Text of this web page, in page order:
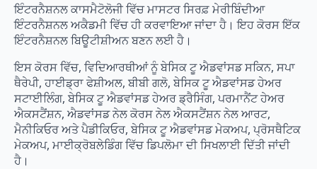
ਇੰਟਰਨੈਸ਼ਨਲ ਕਾਸਮੈਟੋਲੋਜੀ ਵਿੱਚ ਮਾਸਟਰ ਸਿਰਫ਼ ਮੇਰੀਬਿੰਦੀਆ
ਇੰਟਰਨੈਸ਼ਨਲ ਅਕੈਡਮੀ ਵਿੱਚ ਹੀ ਕਰਵਾਇਆ ਜਾਂਦਾ ਹੈ। ਇਹ ਕੋਰਸ ਇੱਕ
ਇੰਟਰਨੈਸ਼ਨਲ ਬਿਊਟੀਸ਼ੀਅਨ ਬਣਨ ਲਈ ਹੈ।
ਇਸ ਕੋਰਸ ਵਿੱਚ, ਵਿਦਿਆਰਥੀਆਂ ਨੂੰ ਬੇਸਿਕ ਟੂ ਐਡਵਾਂਸਡ ਸਕਿਨ, ਸਪਾ
ਥੈਰੇਪੀ, ਹਾਈਡ੍ਰਾ ਫੇਸ਼ੀਅਲ, ਬੀਬੀ ਗਲੋ, ਬੇਸਿਕ ਟੂ ਐਡਵਾਂਸਡ ਹੇਅਰ
ਸਟਾਈਲਿੰਗ, ਬੇਸਿਕ ਟੂ ਐਡਵਾਂਸਡ ਹੇਅਰ ਡ੍ਰੈਸਿੰਗ, ਪਰਮਾਨੈਂਟ ਹੇਅਰ
ਐਕਸਟੈਂਸ਼ਨ, ਐਡਵਾਂਸਡ ਨੇਲ ਕੋਰਸ ਨੇਲ ਐਕਸਟੈਂਸ਼ਨ ਨੇਲ ਆਰਟ,
ਮੈਨੀਕਿਓਰ ਅਤੇ ਪੈਡੀਕਿਓਰ, ਬੇਸਿਕ ਟੂ ਐਡਵਾਂਸਡ ਮੇਕਅਪ, ਪ੍ਰੋਸਥੈਟਿਕ
ਮੇਕਅਪ, ਮਾਈਕ੍ਰੋਬਲੇਡਿੰਗ ਵਿੱਚ ਡਿਪਲੋਮਾ ਦੀ ਸਿਖਲਾਈ ਦਿੱਤੀ ਜਾਂਦੀ
ਹੈ।